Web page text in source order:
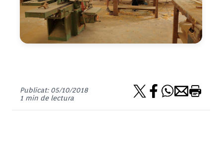
Publicat: 05/10/2018
1 min de lectura